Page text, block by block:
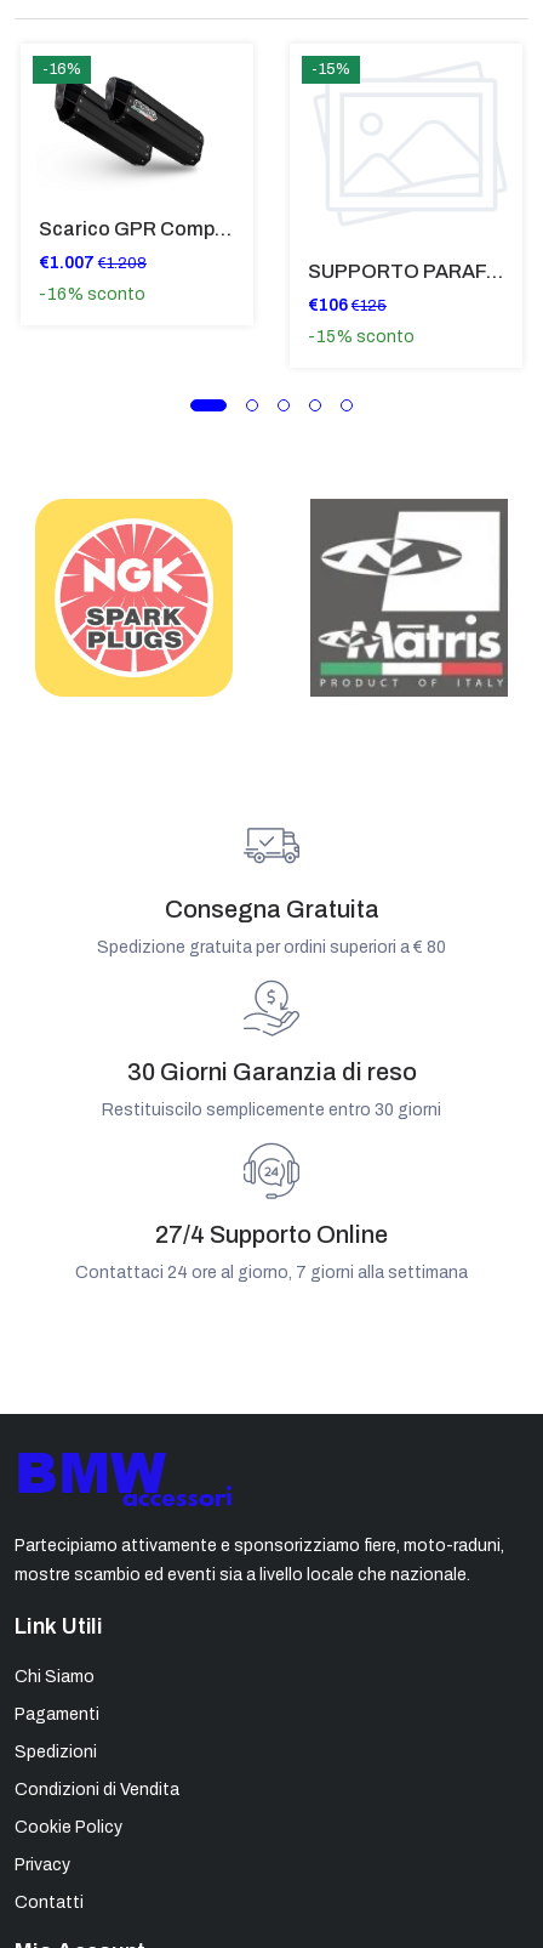
-16%
Scarico GPR Compatibile Con Bmw K 1600 Gt 2017-2021 - Hyper Sonic Black Titanium
€1.007 €1.208
-16% sconto
-15%
SUPPORTO PARAFANGO POSTERIORE BMW F900XR
€106 €125
-15% sconto
Consegna Gratuita
Spedizione gratuita per ordini superiori a € 80
30 Giorni Garanzia di reso
Restituiscilo semplicemente entro 30 giorni
27/4 Supporto Online
Contattaci 24 ore al giorno, 7 giorni alla settimana
Partecipiamo attivamente e sponsorizziamo fiere, moto-raduni,
mostre scambio ed eventi sia a livello locale che nazionale.
Link Utili
Chi Siamo
Pagamenti
Spedizioni
Condizioni di Vendita
Cookie Policy
Privacy
Contatti